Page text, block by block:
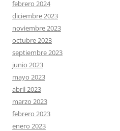
febrero 2024
diciembre 2023
noviembre 2023
octubre 2023
septiembre 2023
junio 2023
mayo 2023
abril 2023
marzo 2023
febrero 2023
enero 2023